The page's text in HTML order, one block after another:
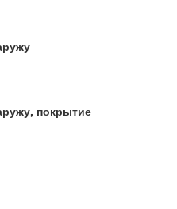
покрытие